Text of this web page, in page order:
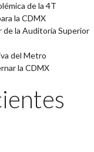
de la 4T
la CDMX
la Auditoría Superior
del Metro
la CDMX